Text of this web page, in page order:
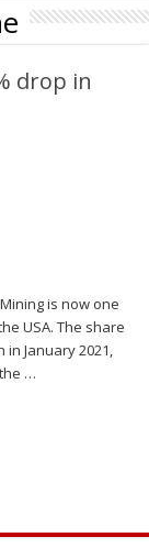
drop in
is now one
USA. The share
January 2021,
…